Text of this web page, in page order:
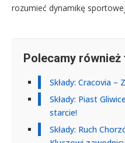
rozumieć dynamikę
Polecamy również
Składy: Cracovia –
Składy: Piast
starcie!
Składy: Ruch